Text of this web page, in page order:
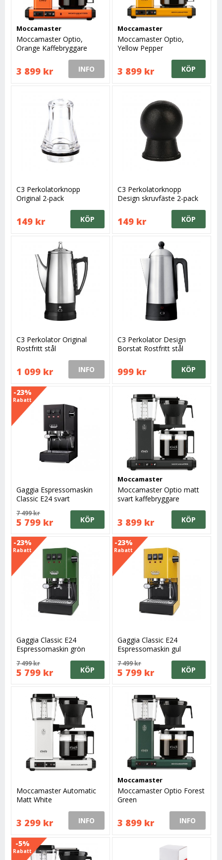
Moccamaster
Moccamaster Optio,
Orange Kaffebryggare
3 899 kr INFO
Moccamaster
Moccamaster Optio,
Yellow Pepper
3 899 kr KÖP
C3 Perkolatorknopp
Original 2-pack
149 kr KÖP
C3 Perkolatorknopp
Design skruvfäste 2-pack
149 kr KÖP
C3 Perkolator Original
Rostfritt stål
1 099 kr INFO
C3 Perkolator Design
Borstat Rostfritt stål
999 kr KÖP
-23%
Rabatt
Gaggia Espressomaskin
Classic E24 svart
7 499 kr
5 799 kr KÖP
Moccamaster
Moccamaster Optio matt
svart kaffebryggare
3 899 kr KÖP
-23%
Rabatt
Gaggia Classic E24
Espressomaskin grön
7 499 kr
5 799 kr KÖP
-23%
Rabatt
Gaggia Classic E24
Espressomaskin gul
7 499 kr
5 799 kr KÖP
Moccamaster Automatic
Matt White
3 299 kr INFO
Moccamaster
Moccamaster Optio Forest
Green
3 899 kr INFO
-5%
Rabatt